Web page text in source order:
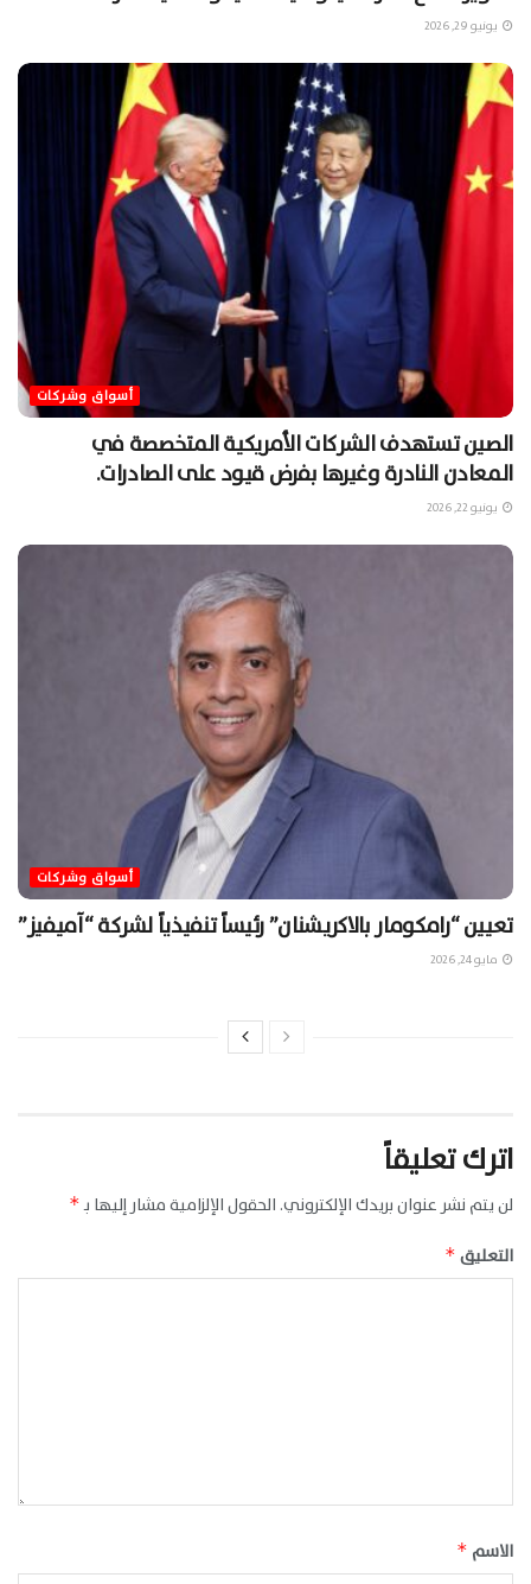
يونيو 29, 2026
أسواق وشركات
الصين تستهدف الشركات الأمريكية المتخصصة في
المعادن النادرة وغيرها بفرض قيود على الصادرات.
يونيو 22, 2026
أسواق وشركات
تعيين “رامكومار بالاكريشنان” رئيساً تنفيذياً لشركة “آميفيز”
مايو 24, 2026
اترك تعليقاً
لن يتم نشر عنوان بريدك الإلكتروني. الحقول الإلزامية مشار إليها بـ*
التعليق *
الاسم *